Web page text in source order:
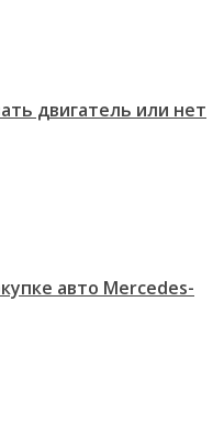
двигатель или нет
авто Merсedes-